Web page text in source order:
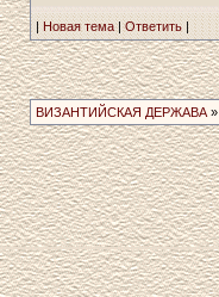
| Новая тема|Ответить|
ВИЗАНТИЙСКАЯ ДЕРЖАВА»